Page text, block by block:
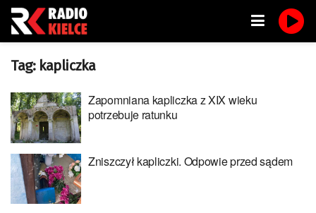
Tag: kapliczka
Zapomniana kapliczka z XIX wieku
potrzebuje ratunku
Zniszczył kapliczki. Odpowie przed sądem